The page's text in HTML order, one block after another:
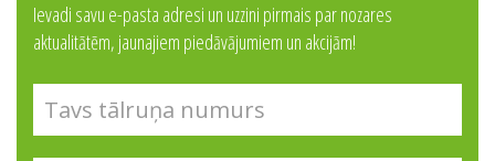
Ievadi savu e-pasta adresi un uzzini pirmais par nozares
aktualitātēm, jaunajiem piedāvājumiem un akcijām!